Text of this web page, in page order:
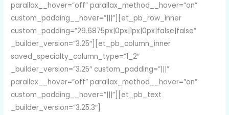
parallax__hover=”off” parallax_method__hover=”on”
custom_padding__hover=”|||”][et_pb_row_inner
custom_padding=”29.6875px|0px|1px|0px|false|false”
_builder_version=”3.25″][et_pb_column_inner
saved_specialty_column_type=”1_2″
_builder_version=”3.25″ custom_padding=”|||”
parallax__hover=”off” parallax_method__hover=”on”
custom_padding__hover=”|||”][et_pb_text
_builder_version=”3.25.3″]